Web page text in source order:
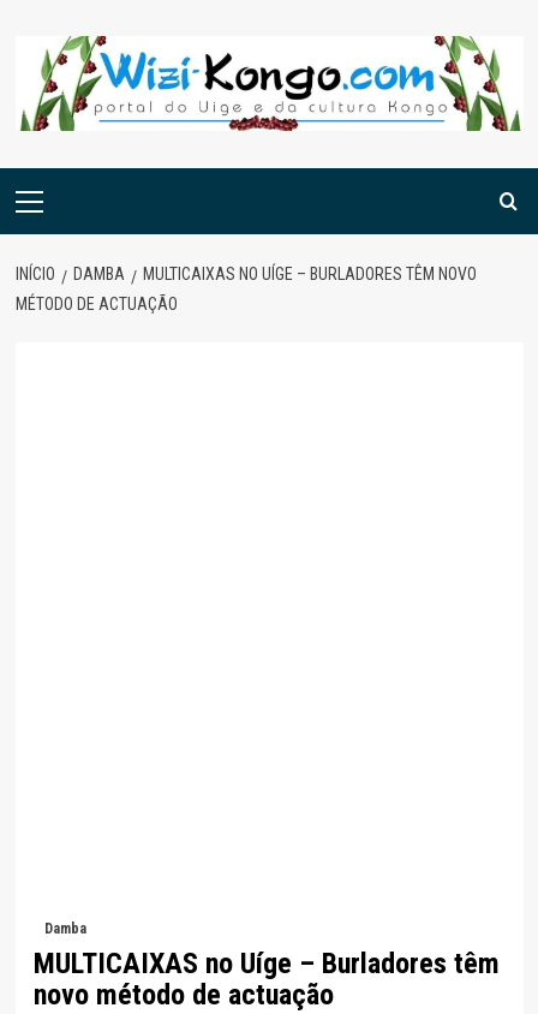
content
Menu
INÍCIO DAMBA
MULTICAIXAS NO UÍGE – BURLADORES TÊM NOVO
MÉTODO DE ACTUAÇÃO
Damba
MULTICAIXAS no Uíge – Burladores têm
novo método de actuação